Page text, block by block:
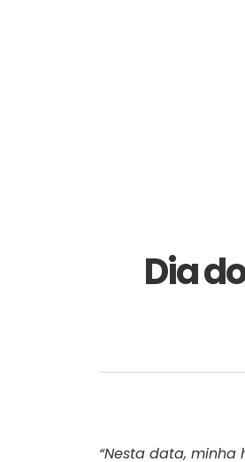
Dia
“Nesta data,